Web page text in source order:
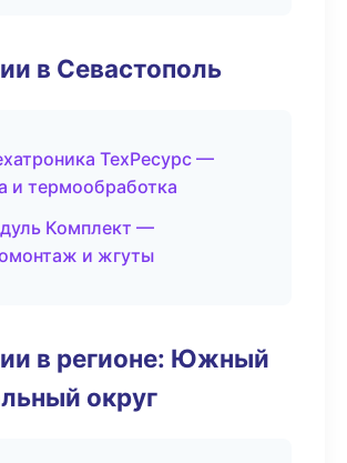
в Севастополь
ТехРесурс —
и термообработка
Комплект —
и жгуты
в регионе: Южный
округ